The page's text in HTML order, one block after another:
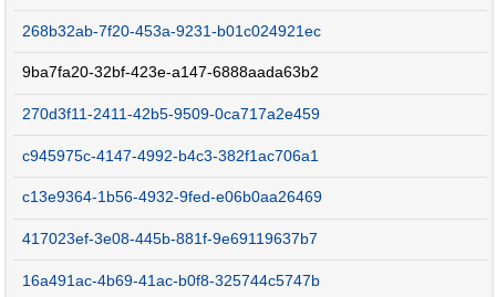
268b32ab-7f20-453a-9231-b01c024921ec
9ba7fa20-32bf-423e-a147-6888aada63b2
270d3f11-2411-42b5-9509-0ca717a2e459
c945975c-4147-4992-b4c3-382f1ac706a1
c13e9364-1b56-4932-9fed-e06b0aa26469
417023ef-3e08-445b-881f-9e69119637b7
16a491ac-4b69-41ac-b0f8-325744c5747b